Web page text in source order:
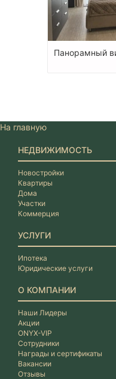
Панорамный
На главную
НЕДВИЖИМОСТЬ
Новостройки
Квартиры
Дома
Участки
Коммерция
УСЛУГИ
Ипотека
Юридические услуги
О КОМПАНИИ
Наши Лидеры
Акции
ONYX-VIP
Сотрудники
Награды и сертификаты
Вакансии
Отзывы